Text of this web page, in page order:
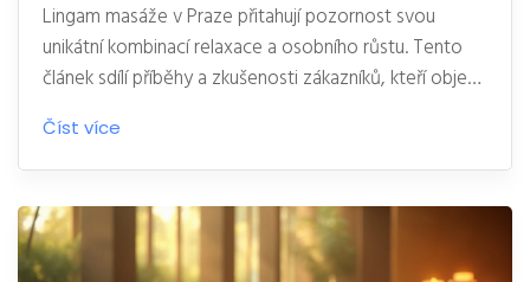
Lingam masáže v Praze přitahují pozornost svou
unikátní kombinací relaxace a osobního růstu. Tento
článek sdílí příběhy a zkušenosti zákazníků, kteří objevili
nové dimenze uvolnění a spirituality. Poznejte, co
můžete očekávat, jak se připravit a kde v Praze najít
kvalitní služby. Čtěte dále pro praktické tipy a inspiraci
k vyzkoušení této speciální masáže.
Číst více